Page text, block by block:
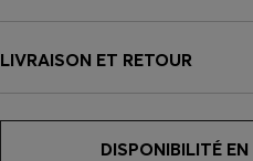
LIVRAISON ET RETOUR
DISPONIBILITÉ